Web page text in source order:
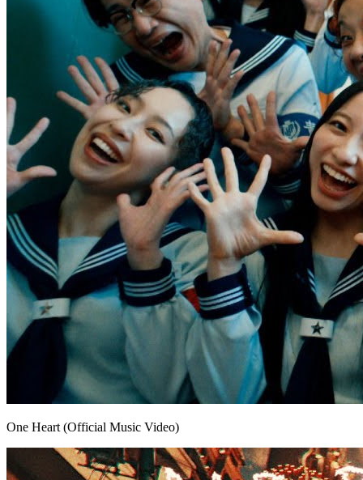
One Heart (Official Music Video)